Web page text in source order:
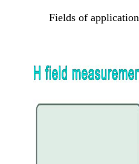
Fields of application